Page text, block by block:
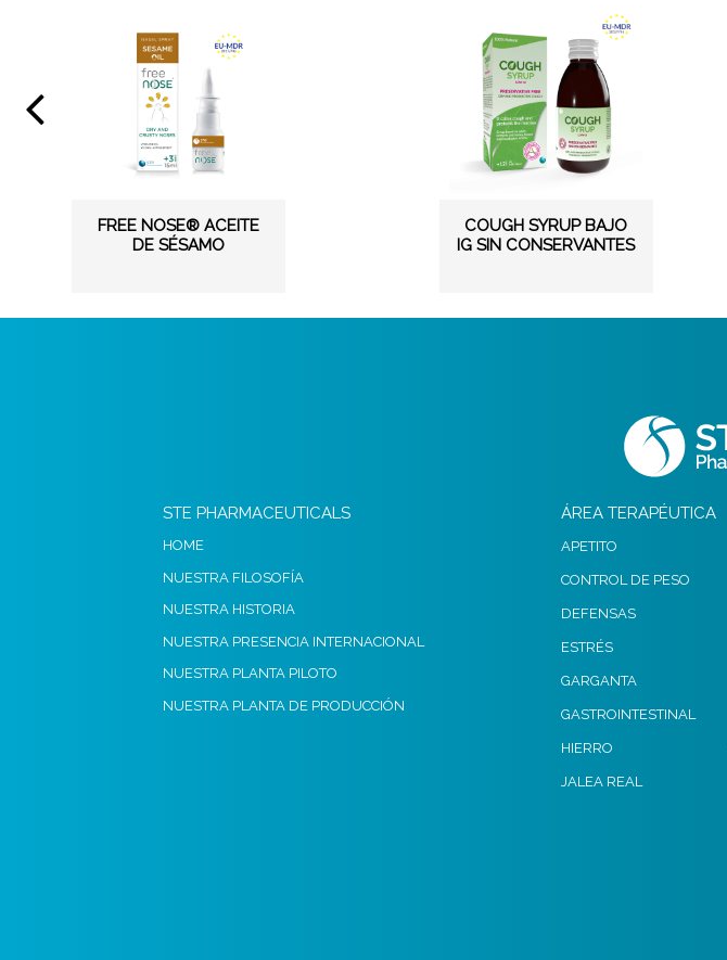
FREE NOSE® ACEITE
DE SÉSAMO
COUGH SYRUP BAJO
IG SIN CONSERVANTES
STE PHARMACEUTICALS
HOME
NUESTRA FILOSOFÍA
NUESTRA HISTORIA
NUESTRA PRESENCIA INTERNACIONAL
NUESTRA PLANTA PILOTO
NUESTRA PLANTA DE PRODUCCIÓN
ÁREA TERAPÉUTICA
APETITO
CONTROL DE PESO
DEFENSAS
ESTRÉS
GARGANTA
GASTROINTESTINAL
HIERRO
JALEA REAL